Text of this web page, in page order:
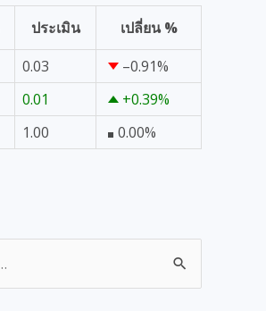
ประเมิน
เปลี่ยน %
0.03 –0.91%
0.01 +0.39%
1.00 0.00%